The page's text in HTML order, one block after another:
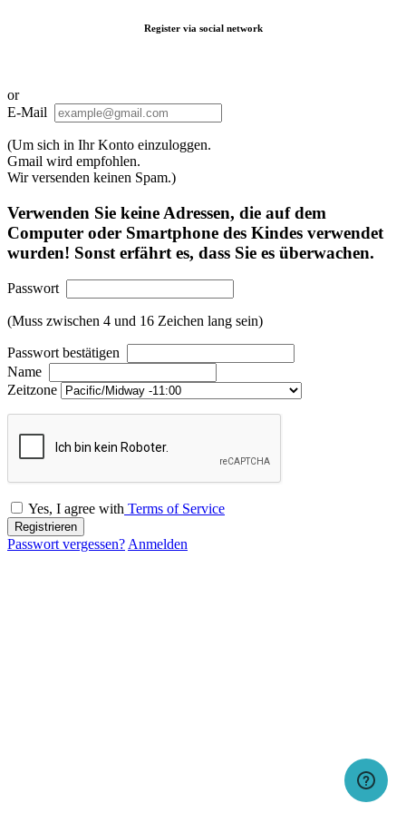
Register via social network
or
E-Mail
(Um sich in Ihr Konto einzuloggen.
Gmail wird empfohlen.
Wir versenden keinen Spam.)
Verwenden Sie keine Adressen, die auf dem
Computer oder Smartphone des Kindes verwendet
wurden! Sonst erfährt es, dass Sie es überwachen.
Passwort
(Muss zwischen 4 und 16 Zeichen lang sein)
Passwort bestätigen
Name
Zeitzone
Yes, I agree with Terms of Service
Registrieren
Passwort vergessen? Anmelden